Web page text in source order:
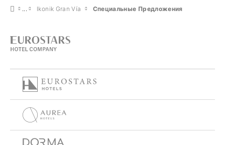
Ikonik Gran Vía Специальные Предложения